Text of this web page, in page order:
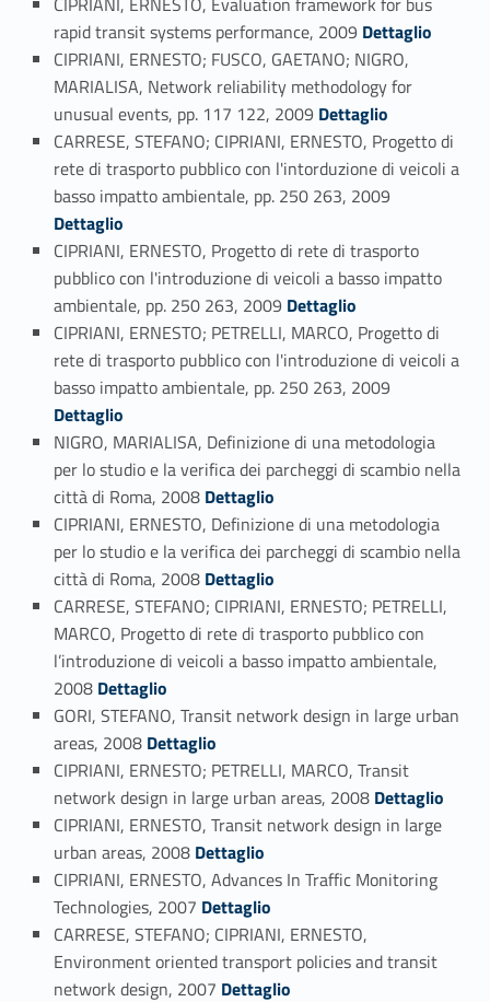
rapid transit systems performance, 2009 Link identifier #identifier_person_74915-91
Dettaglio
CIPRIANI, ERNESTO; FUSCO, GAETANO; NIGRO,
MARIALISA, Network reliability methodology for
unusual events, pp. 117 122, 2009 Link identifier #identifier_person_69056-92
Dettaglio
CARRESE, STEFANO; CIPRIANI, ERNESTO, Progetto di
rete di trasporto pubblico con l'intorduzione di veicoli a
basso impatto ambientale, pp. 250 263, 2009
Dettaglio
CIPRIANI, ERNESTO, Progetto di rete di trasporto
pubblico con l'introduzione di veicoli a basso impatto
ambientale, pp. 250 263, 2009 Link identifier #identifier_person_176347-94
Dettaglio
CIPRIANI, ERNESTO; PETRELLI, MARCO, Progetto di
rete di trasporto pubblico con l'introduzione di veicoli a
basso impatto ambientale, pp. 250 263, 2009
Dettaglio
NIGRO, MARIALISA, Definizione di una metodologia
per lo studio e la verifica dei parcheggi di scambio nella
città di Roma, 2008 Link identifier #identifier_person_36427-96
Dettaglio
CIPRIANI, ERNESTO, Definizione di una metodologia
per lo studio e la verifica dei parcheggi di scambio nella
città di Roma, 2008 Link identifier #identifier_person_36787-97
Dettaglio
CARRESE, STEFANO; CIPRIANI, ERNESTO; PETRELLI,
MARCO, Progetto di rete di trasporto pubblico con
l’introduzione di veicoli a basso impatto ambientale,
2008 Link identifier #identifier_person_6099-98
Dettaglio
GORI, STEFANO, Transit network design in large urban
areas, 2008 Link identifier #identifier_person_154549-99
Dettaglio
CIPRIANI, ERNESTO; PETRELLI, MARCO, Transit
network design in large urban areas, 2008 Link identifier #identifier_person_97741-100
Dettaglio
CIPRIANI, ERNESTO, Transit network design in large
urban areas, 2008 Link identifier #identifier_person_181653-101
Dettaglio
CIPRIANI, ERNESTO, Advances In Traffic Monitoring
Technologies, 2007 Link identifier #identifier_person_70353-102
Dettaglio
CARRESE, STEFANO; CIPRIANI, ERNESTO,
Environment oriented transport policies and transit
network design, 2007 Link identifier #identifier_person_161514-103
Dettaglio